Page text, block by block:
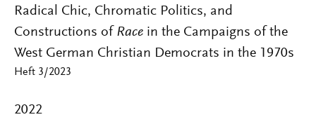
Radical Chic, Chromatic Politics, and
Constructions of Race in the Campaigns of the
West German Christian Democrats in the 1970s
Heft 3/2023
2022